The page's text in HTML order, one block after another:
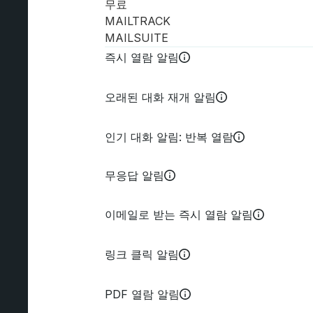
무료
MAILTRACK
MAILSUITE
즉시 열람 알림
오래된 대화 재개 알림
인기 대화 알림: 반복 열람
무응답 알림
이메일로 받는 즉시 열람 알림
링크 클릭 알림
PDF 열람 알림